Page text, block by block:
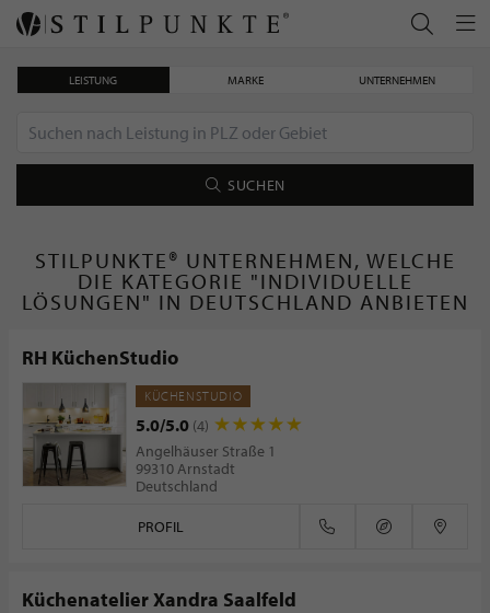
LEISTUNG MARKE UNTERNEHMEN
SUCHEN
STILPUNKTE® UNTERNEHMEN, WELCHE
DIE KATEGORIE "INDIVIDUELLE
LÖSUNGEN" IN DEUTSCHLAND ANBIETEN
RH KüchenStudio
KÜCHENSTUDIO
5.0/5.0 (4)
Angelhäuser Straße 1
99310 Arnstadt
Deutschland
PROFIL
Küchenatelier Xandra Saalfeld